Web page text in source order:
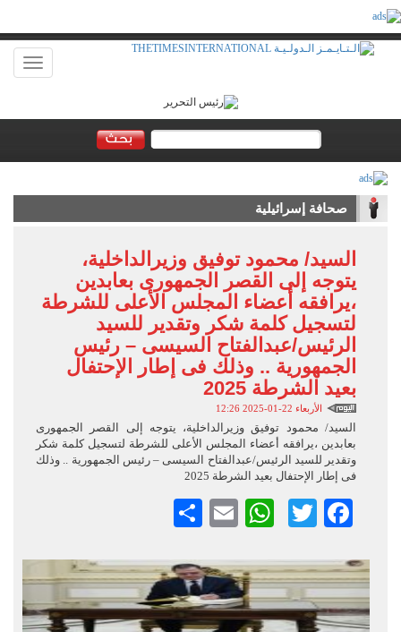
Toggle
صحافة إسرائيلية
السيد/ محمود توفيق وزيرالداخلية،
يتوجه إلى القصر الجمهورى بعابدين
،يرافقه أعضاء المجلس الأعلى للشرطة
لتسجيل كلمة شكر وتقدير للسيد
الرئيس/عبدالفتاح السيسى – رئيس
الجمهورية .. وذلك فى إطار الإحتفال
بعيد الشرطة 2025
الأربعاء 22-01-2025 12:26
السيد/ محمود توفيق وزيرالداخلية، يتوجه إلى القصر الجمهورى
بعابدين ،يرافقه أعضاء المجلس الأعلى للشرطة لتسجيل كلمة شكر
وتقدير للسيد الرئيس/عبدالفتاح السيسى – رئيس الجمهورية .. وذلك
فى إطار الإحتفال بعيد الشرطة 2025
Facebook
Twitter
WhatsApp
Email